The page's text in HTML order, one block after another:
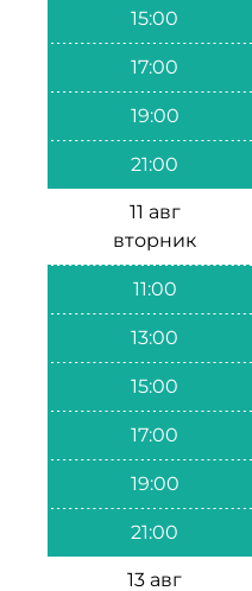
15:00
17:00
19:00
21:00
11 авг
вторник
11:00
13:00
15:00
17:00
19:00
21:00
13 авг